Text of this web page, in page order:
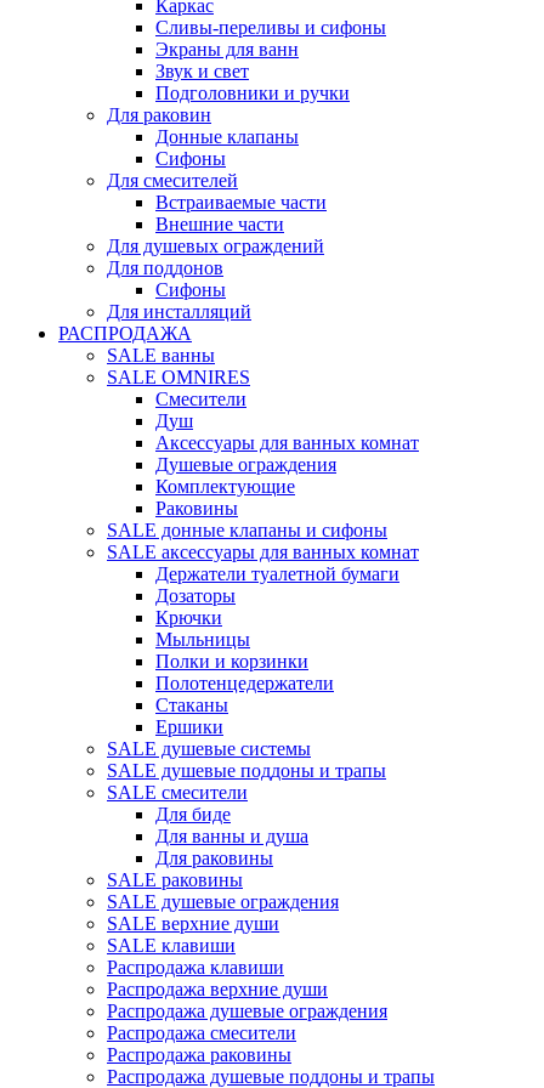
Каркас
Сливы-переливы и сифоны
Экраны для ванн
Звук и свет
Подголовники и ручки
Для раковин
Донные клапаны
Сифоны
Для смесителей
Встраиваемые части
Внешние части
Для душевых ограждений
Для поддонов
Сифоны
Для инсталляций
РАСПРОДАЖА
SALE ванны
SALE OMNIRES
Смесители
Душ
Аксессуары для ванных комнат
Душевые ограждения
Комплектующие
Раковины
SALE донные клапаны и сифоны
SALE аксессуары для ванных комнат
Держатели туалетной бумаги
Дозаторы
Крючки
Мыльницы
Полки и корзинки
Полотенцедержатели
Стаканы
Ершики
SALE душевые системы
SALE душевые поддоны и трапы
SALE смесители
Для биде
Для ванны и душа
Для раковины
SALE раковины
SALE душевые ограждения
SALE верхние души
SALE клавиши
Распродажа клавиши
Распродажа верхние души
Распродажа душевые ограждения
Распродажа смесители
Распродажа раковины
Распродажа душевые поддоны и трапы